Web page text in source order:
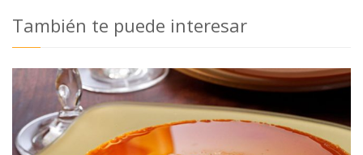
También te puede interesar